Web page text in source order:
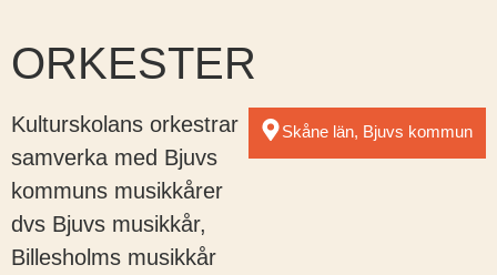
ORKESTER
Kulturskolans orkestrar
samverka med Bjuvs
kommuns musikkårer
dvs Bjuvs musikkår,
Billesholms musikkår
Skåne län, Bjuvs kommun